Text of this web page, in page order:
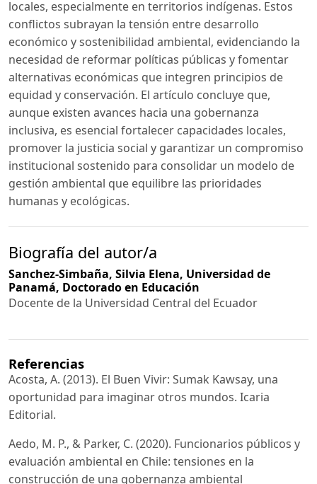
locales, especialmente en territorios indígenas. Estos
conflictos subrayan la tensión entre desarrollo
económico y sostenibilidad ambiental, evidenciando la
necesidad de reformar políticas públicas y fomentar
alternativas económicas que integren principios de
equidad y conservación. El artículo concluye que,
aunque existen avances hacia una gobernanza
inclusiva, es esencial fortalecer capacidades locales,
promover la justicia social y garantizar un compromiso
institucional sostenido para consolidar un modelo de
gestión ambiental que equilibre las prioridades
humanas y ecológicas.
Biografía del autor/a
Sanchez-Simbaña, Silvia Elena, Universidad de
Panamá, Doctorado en Educación
Docente de la Universidad Central del Ecuador
Referencias
Acosta, A. (2013). El Buen Vivir: Sumak Kawsay, una
oportunidad para imaginar otros mundos. Icaria
Editorial.
Aedo, M. P., & Parker, C. (2020). Funcionarios públicos y
evaluación ambiental en Chile: tensiones en la
construcción de una gobernanza ambiental